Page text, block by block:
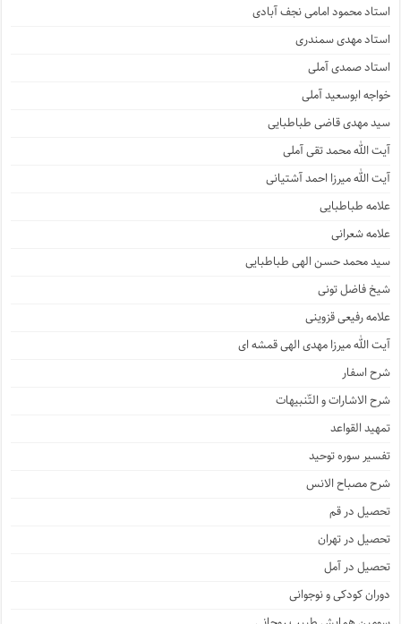
استاد محمود امامی نجف آبادی
استاد مهدی سمندری
استاد صمدی آملی
خواجه ابوسعید آملی
سید مهدی قاضی طباطبایی
آیت الله محمد تقی آملی
آیت الله میرزا احمد آشتیانی
علامه طباطبایی
علامه شعرانی
سید محمد حسن الهی طباطبایی
شیخ فاضل تونی
علامه رفیعی قزوینی
آیت الله میرزا مهدی الهی قمشه ای
شرح اسفار
شرح الاشارات و التّنبیهات
تمهید القواعد
تفسیر سوره توحید
شرح مصباح الانس
تحصیل در قم
تحصیل در تهران
تحصیل در آمل
دوران کودکی و نوجوانی